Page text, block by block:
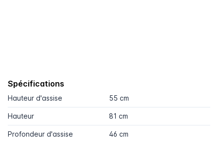
Spécifications
Hauteur d'assise 55 cm
Hauteur 81 cm
Profondeur d'assise 46 cm